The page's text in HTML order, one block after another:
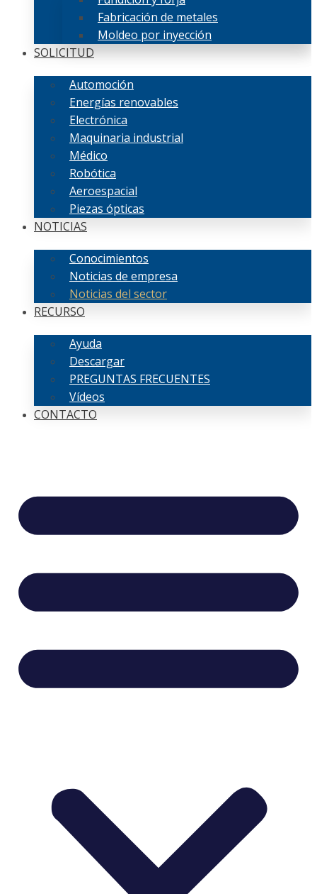
Fabricación de metales
Moldeo por inyección
SOLICITUD
Automoción
Energías renovables
Electrónica
Maquinaria industrial
Médico
Robótica
Aeroespacial
Piezas ópticas
NOTICIAS
Conocimientos
Noticias de empresa
Noticias del sector
RECURSO
Ayuda
Descargar
PREGUNTAS FRECUENTES
Vídeos
CONTACTO